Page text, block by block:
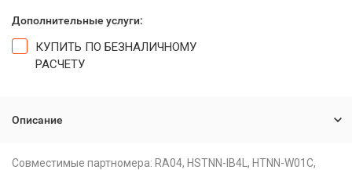
Дополнительные услуги:
КУПИТЬ ПО БЕЗНАЛИЧНОМУ
РАСЧЕТУ
Описание
Совместимые партномера: RA04, HSTNN-IB4L, HTNN-W01C,